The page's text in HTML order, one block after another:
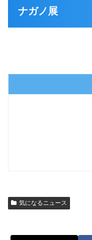
ナガノ展
気になるニュース